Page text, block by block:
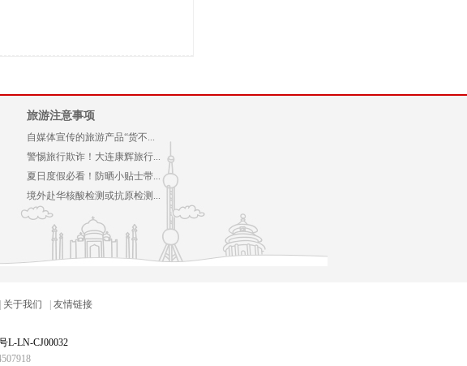
旅游注意事项
自媒体宣传的旅游产品“货不...
警惕旅行欺诈！大连康辉旅行...
夏日度假必看！防晒小贴士带...
境外赴华核酸检测或抗原检测...
关于我们 友情链接
L-LN-CJ00032